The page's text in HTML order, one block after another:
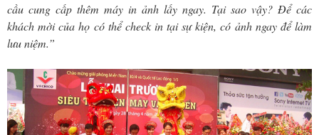
cầu cung cấp thêm máy in ảnh lấy ngay. Tại sao vậy? Để các
khách mời của họ có thể check in tại sự kiện, có ảnh ngay để làm
lưu niệm.”